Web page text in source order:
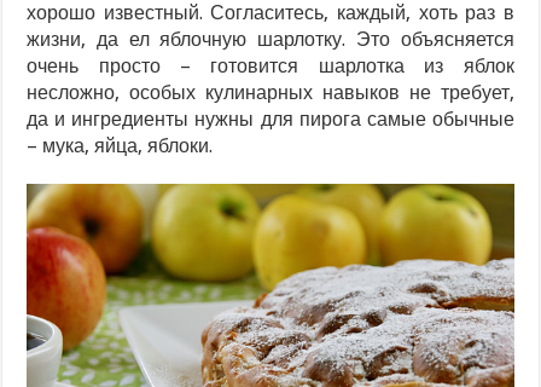
хорошо известный. Согласитесь, каждый, хоть раз в
жизни, да ел яблочную шарлотку. Это объясняется
очень просто – готовится шарлотка из яблок
несложно, особых кулинарных навыков не требует,
да и ингредиенты нужны для пирога самые обычные
– мука, яйца, яблоки.